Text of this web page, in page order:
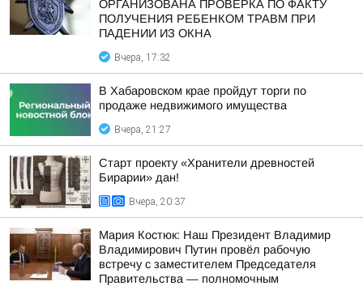
ОРГАНИЗОВАНА ПРОВЕРКА ПО ФАКТУ
ПОЛУЧЕНИЯ РЕБЕНКОМ ТРАВМ ПРИ
ПАДЕНИИ ИЗ ОКНА
Вчера, 17:32
В Хабаровском крае пройдут торги по
продаже недвижимого имущества
Вчера, 21:27
Старт проекту «Хранители древностей
Бирарии» дан!
Вчера, 20:37
Мария Костюк: Наш Президент Владимир
Владимирович Путин провёл рабочую
встречу с заместителем Председателя
Правительства — полномочным